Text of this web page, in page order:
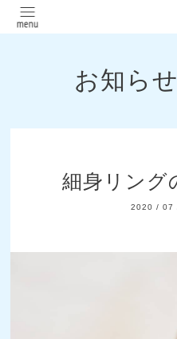
お知ら
細身リング
2020 / 07